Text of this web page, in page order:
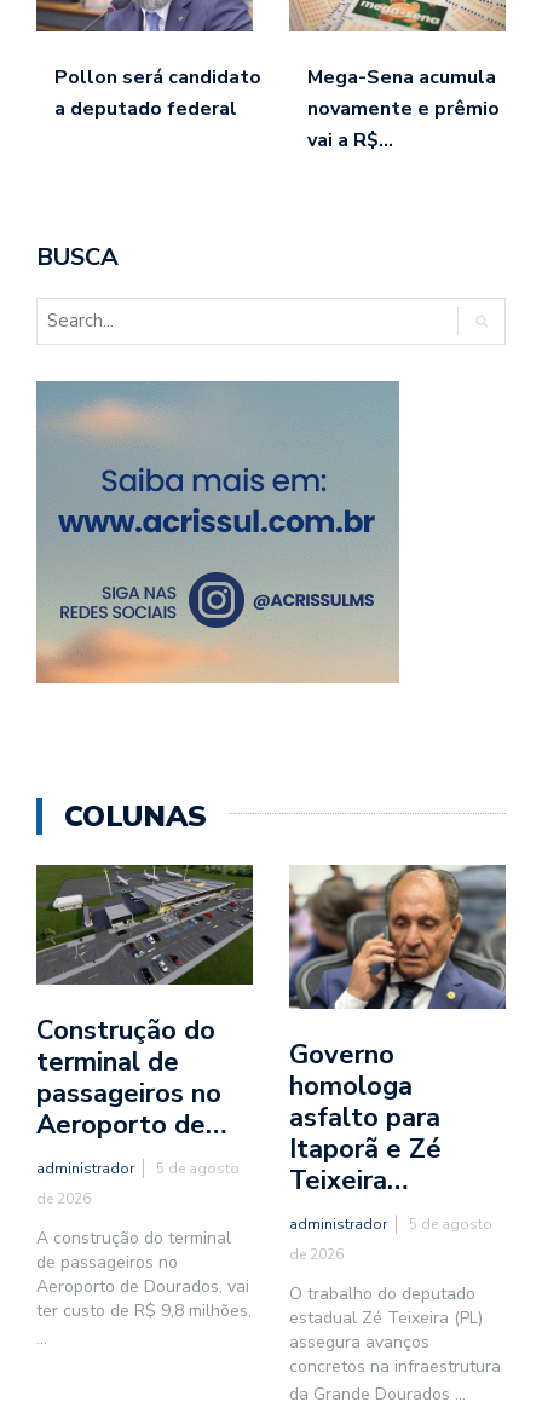
Pollon será candidato
a deputado federal
Mega-Sena acumula
novamente e prêmio
vai a R$…
BUSCA
COLUNAS
Construção do
terminal de
passageiros no
Aeroporto de…
administrador
5 de agosto
de 2026
A construção do terminal
de passageiros no
Aeroporto de Dourados, vai
ter custo de R$ 9,8 milhões,
...
Governo
homologa
asfalto para
Itaporã e Zé
Teixeira…
administrador
5 de agosto
de 2026
O trabalho do deputado
estadual Zé Teixeira (PL)
assegura avanços
concretos na infraestrutura
da Grande Dourados ...